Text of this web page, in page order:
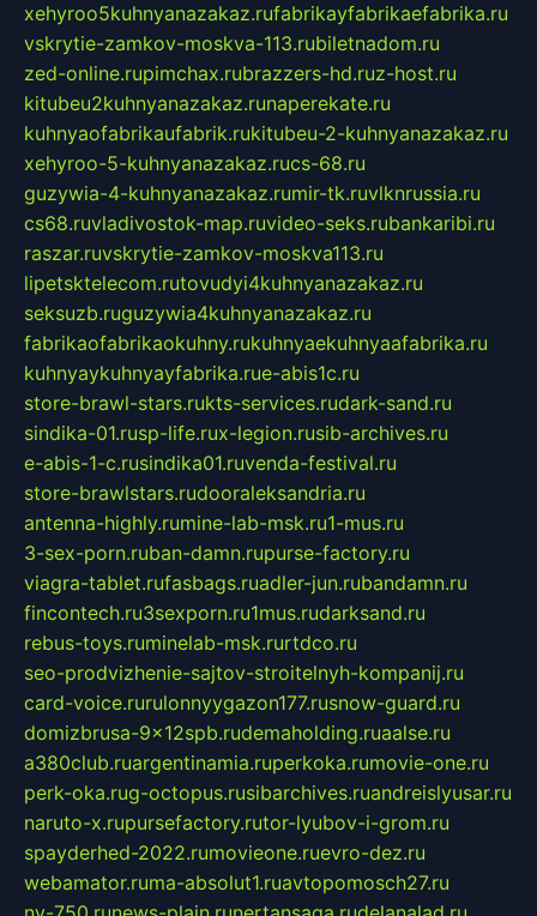
xehyroo5kuhnyanazakaz.rufabrikayfabrikaefabrika.ru
vskrytie-zamkov-moskva-113.rubiletnadom.ru
zed-online.rupimchax.rubrazzers-hd.ruz-host.ru
kitubeu2kuhnyanazakaz.runaperekate.ru
kuhnyaofabrikaufabrik.rukitubeu-2-kuhnyanazakaz.ru
xehyroo-5-kuhnyanazakaz.rucs-68.ru
guzywia-4-kuhnyanazakaz.rumir-tk.ruvlknrussia.ru
cs68.ruvladivostok-map.ruvideo-seks.rubankaribi.ru
raszar.ruvskrytie-zamkov-moskva113.ru
lipetsktelecom.rutovudyi4kuhnyanazakaz.ru
seksuzb.ruguzywia4kuhnyanazakaz.ru
fabrikaofabrikaokuhny.rukuhnyaekuhnyaafabrika.ru
kuhnyaykuhnyayfabrika.rue-abis1c.ru
store-brawl-stars.rukts-services.rudark-sand.ru
sindika-01.rusp-life.rux-legion.rusib-archives.ru
e-abis-1-c.rusindika01.ruvenda-festival.ru
store-brawlstars.rudooraleksandria.ru
antenna-highly.rumine-lab-msk.ru1-mus.ru
3-sex-porn.ruban-damn.rupurse-factory.ru
viagra-tablet.rufasbags.ruadler-jun.rubandamn.ru
fincontech.ru3sexporn.ru1mus.rudarksand.ru
rebus-toys.ruminelab-msk.rurtdco.ru
seo-prodvizhenie-sajtov-stroitelnyh-kompanij.ru
card-voice.rurulonnyygazon177.rusnow-guard.ru
domizbrusa-9x12spb.rudemaholding.ruaalse.ru
a380club.ruargentinamia.ruperkoka.rumovie-one.ru
perk-oka.rug-octopus.rusibarchives.ruandreislyusar.ru
naruto-x.rupursefactory.rutor-lyubov-i-grom.ru
spayderhed-2022.rumovieone.ruevro-dez.ru
webamator.ruma-absolut1.ruavtopomosch27.ru